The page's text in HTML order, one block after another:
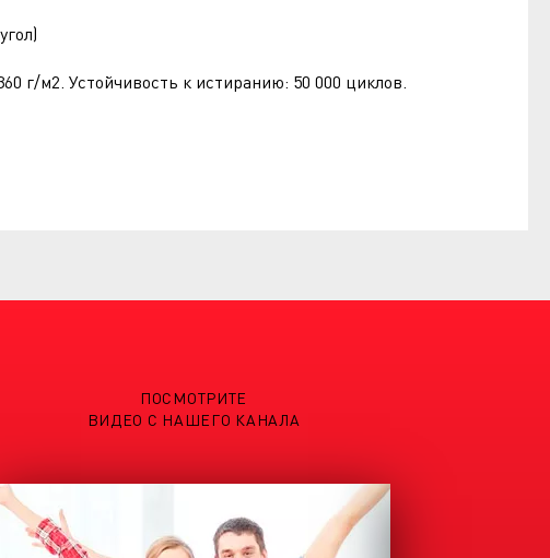
г/м2. Устойчивость к истиранию: 50 000 циклов.
ПОСМОТРИТЕ
ВИДЕО С НАШЕГО КАНАЛА